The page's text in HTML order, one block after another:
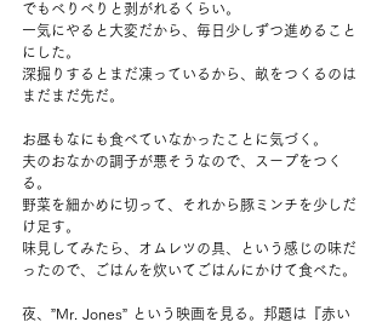
でもべりべりと剥がれるくらい。
一気にやると大変だから、毎日少しずつ進めること
にした。
深掘りするとまだ凍っているから、畝をつくるのは
まだまだ先だ。
お昼もなにも食べていなかったことに気づく。
夫のおなかの調子が悪そうなので、スープをつく
る。
野菜を細かめに切って、それから豚ミンチを少しだ
け足す。
味見してみたら、オムレツの具、という感じの味だ
ったので、ごはんを炊いてごはんにかけて食べた。
夜、”Mr. Jones” という映画を見る。邦題は『赤い